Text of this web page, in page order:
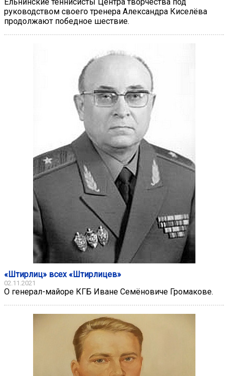
руководством своего тренера Александра Киселёва
продолжают победное шествие.
«Штирлиц» всех «Штирлицев»
02.11.2021
О генерал-майоре КГБ Иване Семёновиче Громакове.